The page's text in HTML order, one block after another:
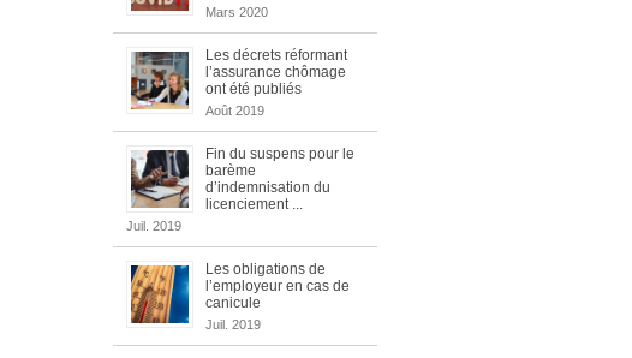
Mars 2020
Les décrets réformant
l’assurance chômage
ont été publiés
Août 2019
Fin du suspens pour le
barème
d’indemnisation du
licenciement ...
Juil. 2019
Les obligations de
l’employeur en cas de
canicule
Juil. 2019